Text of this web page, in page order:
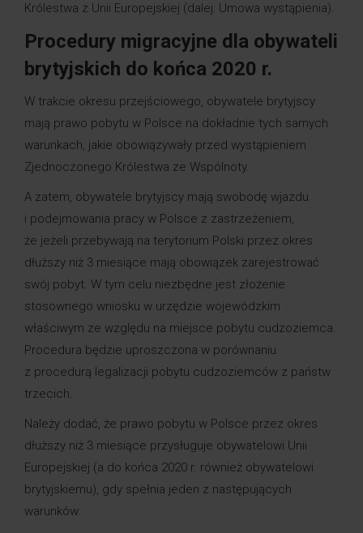
Królestwa z Unii Europejskiej (dalej: Umowa wystąpienia).
Procedury migracyjne dla obywateli
brytyjskich do końca 2020 r.
W trakcie okresu przejściowego, obywatele brytyjscy
mają prawo pobytu w Polsce na dokładnie tych samych
warunkach, jakie obowiązywały przed wystąpieniem
Zjednoczonego Królestwa ze Wspólnoty.
A zatem, obywatele brytyjscy mają swobodę wjazdu
i podejmowania pracy w Polsce z zastrzeżeniem,
że jeżeli przebywają na terytorium Polski przez okres
dłuższy niż 3 miesiące mają obowiązek zarejestrować
swój pobyt. W tym celu niezbędne jest złożenie
stosownego wniosku w urzędzie wojewódzkim
właściwym ze względu na miejsce pobytu cudzoziemca.
Procedura będzie uproszczona w porównaniu
z procedurą legalizacji pobytu cudzoziemców z państw
trzecich.
Należy dodać, że prawo pobytu w Polsce przez okres
dłuższy niż 3 miesiące przysługuje obywatelowi Unii
Europejskiej (a do końca 2020 r. również obywatelowi
brytyjskiemu), gdy spełnia jeden z następujących
warunków: